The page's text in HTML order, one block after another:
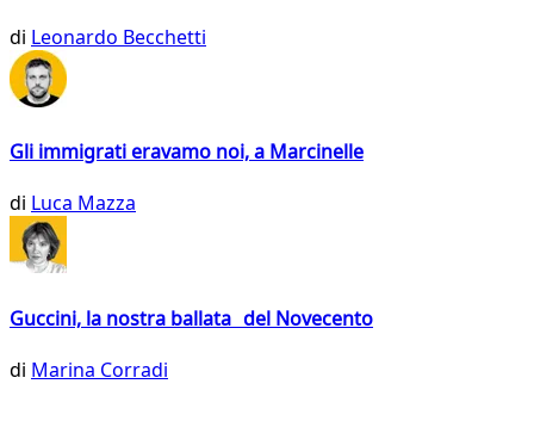
di Leonardo Becchetti
Gli immigrati eravamo noi, a Marcinelle
di Luca Mazza
Guccini, la nostra ballata del Novecento
di Marina Corradi